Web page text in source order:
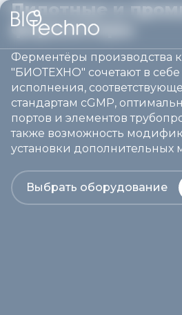
Пилотные и
ферментеры
Ферментёры производства
"БИОТЕХНО" сочетают в себе
исполнения,
стандартам cGMP,
портов и элементов
также возможность
установки дополнительных
Выбрать оборудование